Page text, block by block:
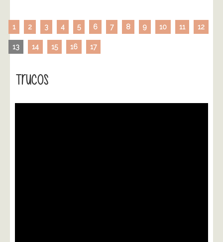
1 2 3 4 5 6 7 8 9 10 11 12
13 14 15 16 17
Trucos